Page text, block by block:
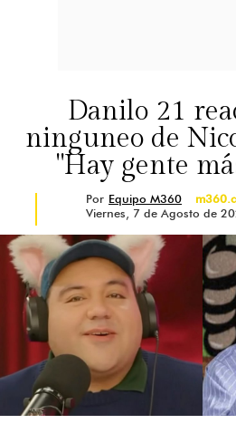
Danilo 21
ninguneo de
"Hay gente
Por Equipo M360
Viernes, 7 de Agosto de